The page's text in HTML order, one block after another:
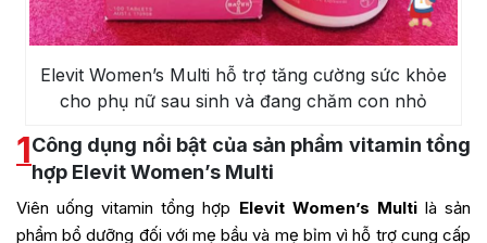
Elevit Women’s Multi hỗ trợ tăng cường sức khỏe
cho phụ nữ sau sinh và đang chăm con nhỏ
1Công dụng nổi bật của sản phẩm vitamin tổng
hợp Elevit Women’s Multi
Viên uống vitamin tổng hợp Elevit Women’s Multilà sản
phẩm bổ dưỡng đối với mẹ bầu và mẹ bỉm vì hỗ trợ cung cấp